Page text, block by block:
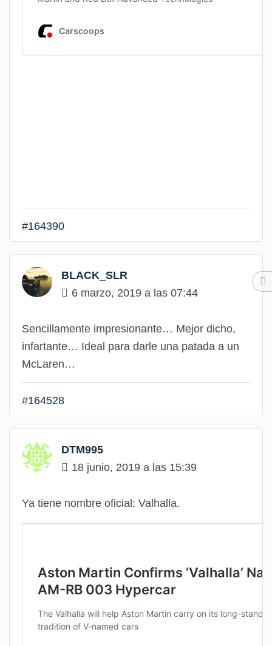
#164390
BLACK_SLR
6 marzo, 2019 a las 07:44
Sencillamente impresionante… Mejor dicho,
infartante… Ideal para darle una patada a un
McLaren…
#164528
DTM995
18 junio, 2019 a las 15:39
Ya tiene nombre oficial: Valhalla.